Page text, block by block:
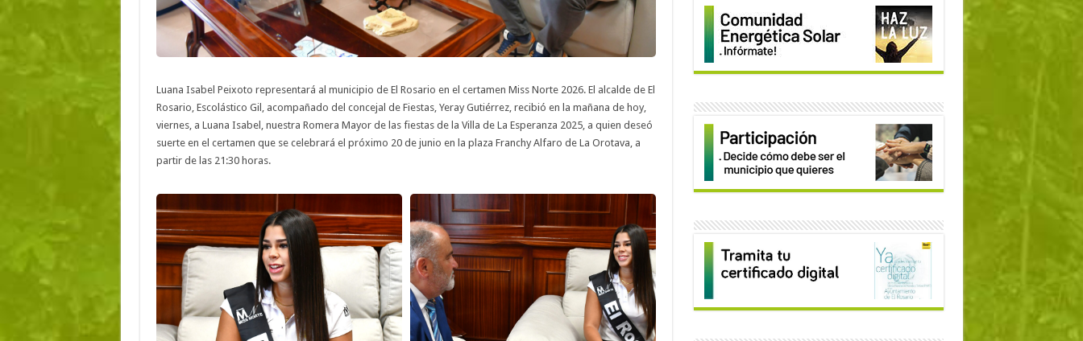
Luana Isabel Peixoto representará al municipio de El Rosario en el certamen Miss Norte 2026. El alcalde de El
Rosario, Escolástico Gil, acompañado del concejal de Fiestas, Yeray Gutiérrez, recibió en la mañana de hoy,
viernes, a Luana Isabel, nuestra Romera Mayor de las fiestas de la Villa de La Esperanza 2025, a quien deseó
suerte en el certamen que se celebrará el próximo 20 de junio en la plaza Franchy Alfaro de La Orotava, a
partir de las 21:30 horas.